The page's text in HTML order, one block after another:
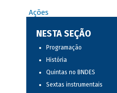
Ações
NESTA SEÇÃO
Programação
História
Quintas no BNDES
Sextas instrumentais